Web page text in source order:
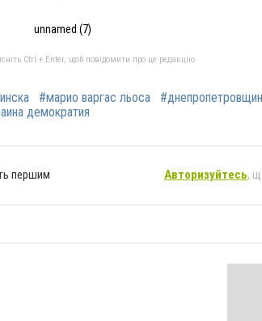
unnamed (7)
Ctrl + Enter, щоб повідомити про це редакцію
#марио варгас льоса
демократия
першим Авторизуйтесь,